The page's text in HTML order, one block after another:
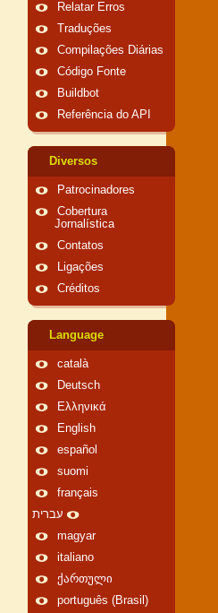
Relatar Erros
Traduções
Compilações Diárias
Código Fonte
Buildbot
Referência do API
Diversos
Patrocinadores
Cobertura
Jornalística
Contatos
Ligações
Créditos
Language
català
Deutsch
Ελληνικά
English
español
suomi
français
עברית
magyar
italiano
ქართული
português (Brasil)